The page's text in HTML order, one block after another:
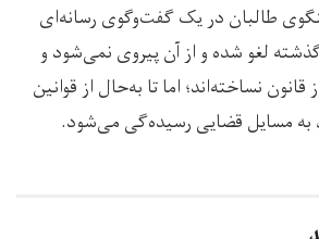
طالبان در یک گفت‌وگوی رسانه‌ای
لغو شده و از آن پیروی نمی‌شود و
نساخته‌اند؛ اما تا به‌حال از قوانین
به مسایل قضایی رسیده‌گی می‌شود.